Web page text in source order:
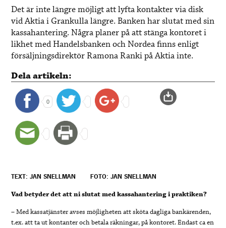
Det är inte längre möjligt att lyfta kontakter via disk
vid Aktia i Grankulla längre. Banken har slutat med sin
kassahantering. Några planer på att stänga kontoret i
likhet med Handelsbanken och Nordea finns enligt
försäljningsdirektör Ramona Ranki på Aktia inte.
Dela artikeln:
0
TEXT: JAN SNELLMAN FOTO: JAN SNELLMAN
Vad betyder det att ni slutat med kassahantering i praktiken?
– Med kassatjänster avses möjligheten att sköta dagliga bankärenden,
t.ex. att ta ut kontanter och betala räkningar, på kontoret. Endast ca en